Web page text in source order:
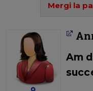
Mergi la
Am